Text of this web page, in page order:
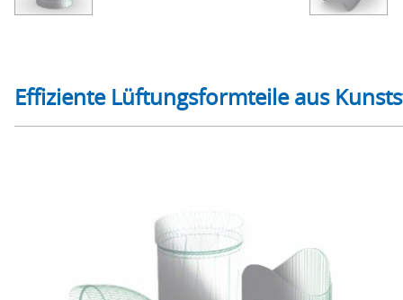
Effiziente Lüftungsformteile aus